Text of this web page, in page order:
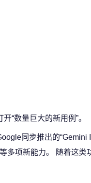
“数量巨大的新用例”。
同步推出的
多项新能力。 随着这类